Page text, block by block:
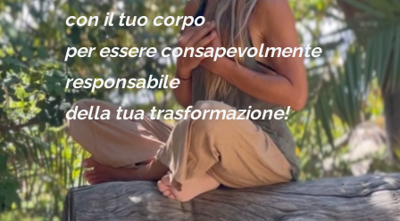
con il tuo corpo
per essere consapevolmente
responsabile
della tua trasformazione!